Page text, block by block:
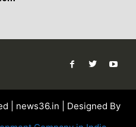
| news36.in | Designed By